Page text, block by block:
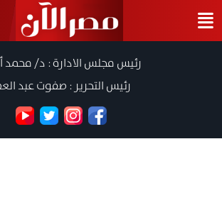
رئيس مجلس الادارة : د/ محمد
رئيس التحرير : صفوت عبد